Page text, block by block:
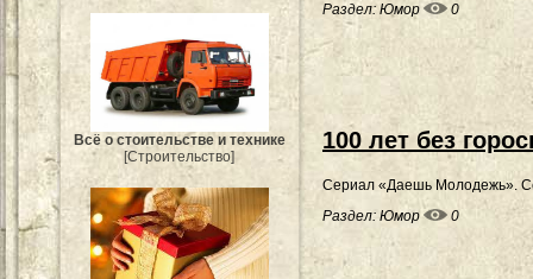
Всё о стоительстве и технике
[Строительство]
Раздел: Юмор 0
100 лет без
Сериал «Даешь Молодежь».
Раздел: Юмор 0